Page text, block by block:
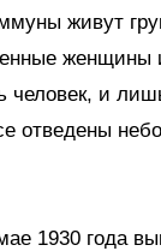
живут
женщины
человек, и
отведены
1930 года